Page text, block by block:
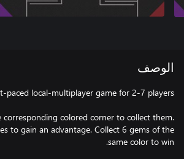
الوصف
corresponding colored corner to collect them.
to gain an advantage. Collect 6 gems of the
same color to win.